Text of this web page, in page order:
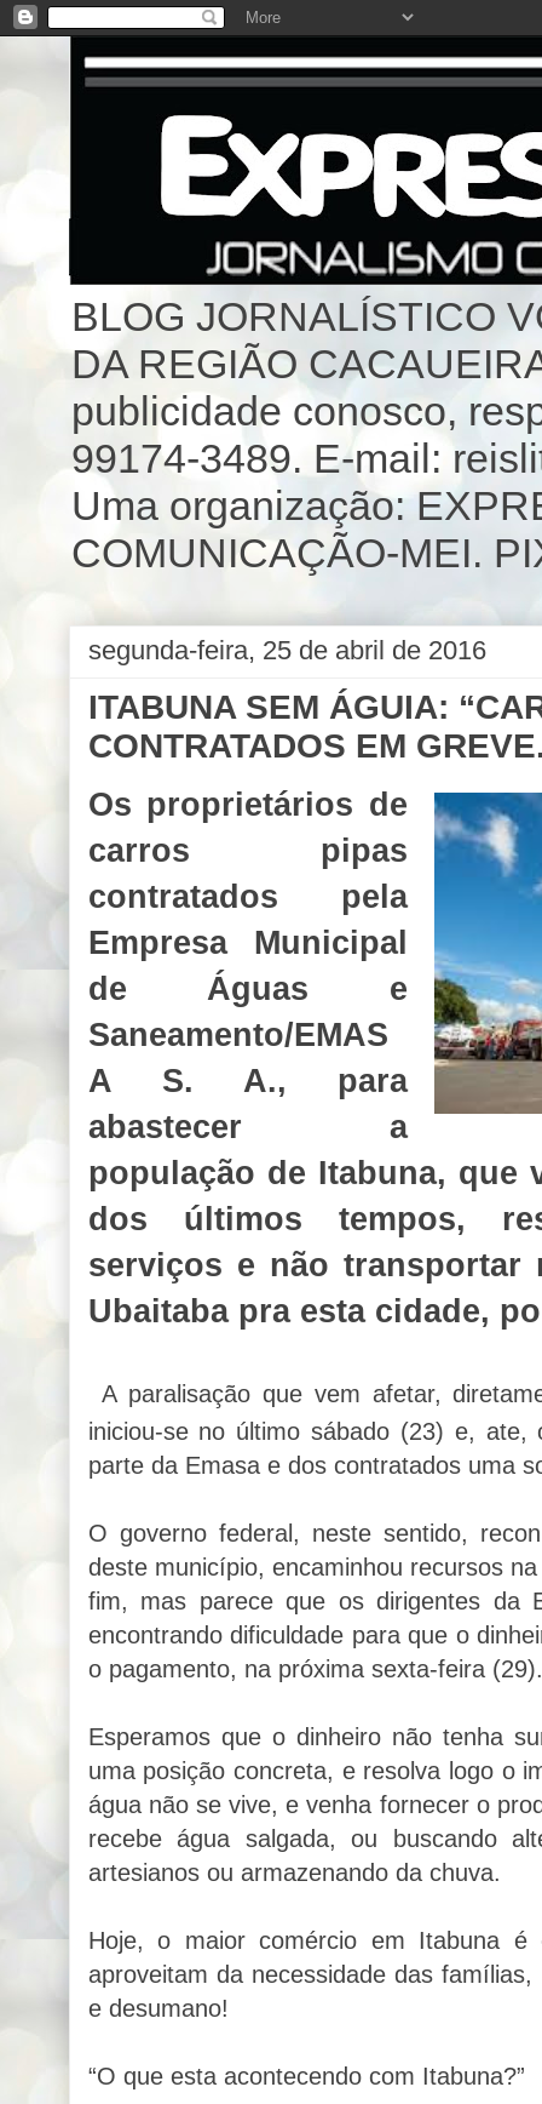
BLOG JORNALÍSTICO
DA REGIÃO
publicidade conosco,
99174-3489. E-mail:
Uma organização:
COMUNICAÇÃO-MEI.
segunda-feira, 25 de abril de 2016
ITABUNA SEM ÁGUIA:
CONTRATADOS EM
Os proprietários de
carros pipas
contratados pela
Empresa Municipal
de Águas e
Saneamento/EMAS
A S. A., para
abastecer a
população de Itabuna, que
dos últimos tempos,
serviços e não transportar
Ubaitaba pra esta cidade,
A paralisação que vem afetar,
iniciou-se no último sábado (23) e,
parte da Emasa e dos contratados uma
O governo federal, neste sentido,
deste município, encaminhou recursos
fim, mas parece que os dirigentes da
encontrando dificuldade para que o
o pagamento, na próxima sexta-feira
Esperamos que o dinheiro não tenha
uma posição concreta, e resolva logo o
água não se vive, e venha fornecer o
recebe água salgada, ou buscando
artesianos ou armazenando da chuva.
Hoje, o maior comércio em Itabuna
aproveitam da necessidade das
e desumano!
“O que esta acontecendo com Itabuna?”